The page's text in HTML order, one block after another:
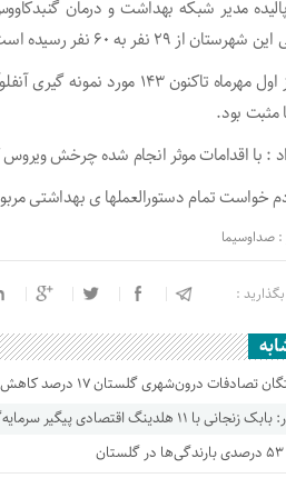
مدیر شبکه بهداشت و درمان
از ۲۹ نفر به ۶۰ نفر رسیده است.
مثبت بود.
: با اقدامات موثر انجام شده چرخش
خواست تمام دستورالعملها ی بهداشتی
: صداوسیما
:
تصادفات درون‌شهری گلستان ۱۷ درصد کاهش یافت
هلدینگ اقتصادی پیگیر سرمایه‌گذاری در گلستان است